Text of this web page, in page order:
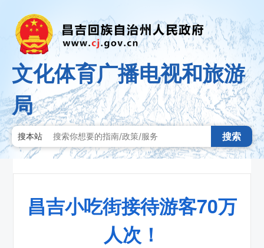
文化体育广播电视和旅游
局
搜本站 搜索
昌吉小吃街接待游客70万
人次！